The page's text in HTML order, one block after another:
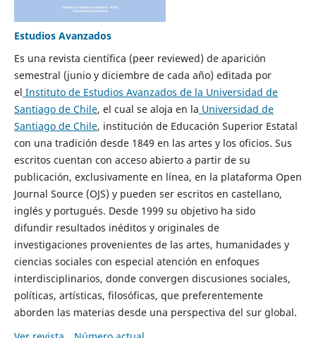
Estudios Avanzados
Es una revista científica (peer reviewed) de aparición
semestral (junio y diciembre de cada año) editada por
el Instituto de Estudios Avanzados de la Universidad de
Santiago de Chile, el cual se aloja en la Universidad de
Santiago de Chile, institución de Educación Superior Estatal
con una tradición desde 1849 en las artes y los oficios. Sus
escritos cuentan con acceso abierto a partir de su
publicación, exclusivamente en línea, en la plataforma Open
Journal Source (OJS) y pueden ser escritos en castellano,
inglés y portugués. Desde 1999 su objetivo ha sido
difundir resultados inéditos y originales de
investigaciones provenientes de las artes, humanidades y
ciencias sociales con especial atención en enfoques
interdisciplinarios, donde convergen discusiones sociales,
políticas, artísticas, filosóficas, que preferentemente
aborden las materias desde una perspectiva del sur global.